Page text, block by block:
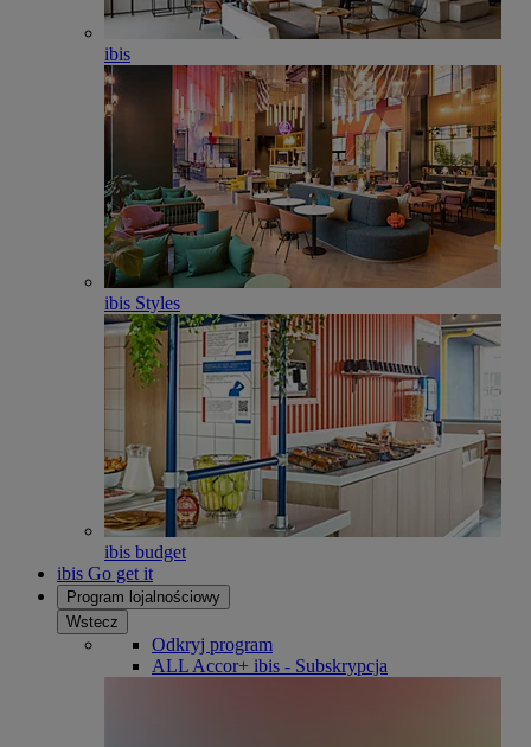
ibis
ibis Styles
ibis budget
ibis Go get it
Program lojalnościowy
Wstecz
Odkryj program
ALL Accor+ ibis - Subskrypcja